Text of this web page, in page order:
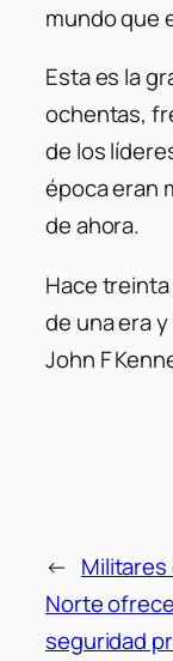
mundo que
Esta es la
ochentas,
de los
época eran
de ahora.
Hace
de una era
John F
← Militares
Norte
seguridad